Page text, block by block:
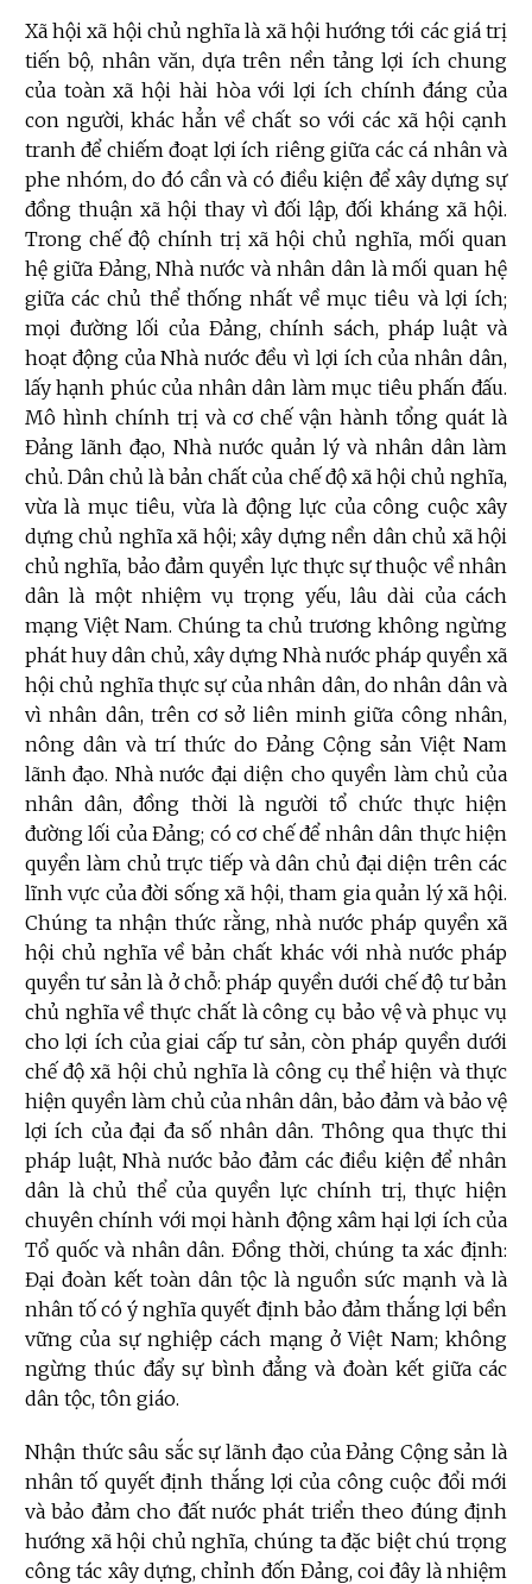
Xã hội xã hội chủ nghĩa là xã hội hướng tới các giá trị
tiến bộ, nhân văn, dựa trên nền tảng lợi ích chung
của toàn xã hội hài hòa với lợi ích chính đáng của
con người, khác hẳn về chất so với các xã hội cạnh
tranh để chiếm đoạt lợi ích riêng giữa các cá nhân và
phe nhóm, do đó cần và có điều kiện để xây dựng sự
đồng thuận xã hội thay vì đối lập, đối kháng xã hội.
Trong chế độ chính trị xã hội chủ nghĩa, mối quan
hệ giữa Đảng, Nhà nước và nhân dân là mối quan hệ
giữa các chủ thể thống nhất về mục tiêu và lợi ích;
mọi đường lối của Đảng, chính sách, pháp luật và
hoạt động của Nhà nước đều vì lợi ích của nhân dân,
lấy hạnh phúc của nhân dân làm mục tiêu phấn đấu.
Mô hình chính trị và cơ chế vận hành tổng quát là
Đảng lãnh đạo, Nhà nước quản lý và nhân dân làm
chủ. Dân chủ là bản chất của chế độ xã hội chủ nghĩa,
vừa là mục tiêu, vừa là động lực của công cuộc xây
dựng chủ nghĩa xã hội; xây dựng nền dân chủ xã hội
chủ nghĩa, bảo đảm quyền lực thực sự thuộc về nhân
dân là một nhiệm vụ trọng yếu, lâu dài của cách
mạng Việt Nam. Chúng ta chủ trương không ngừng
phát huy dân chủ, xây dựng Nhà nước pháp quyền xã
hội chủ nghĩa thực sự của nhân dân, do nhân dân và
vì nhân dân, trên cơ sở liên minh giữa công nhân,
nông dân và trí thức do Đảng Cộng sản Việt Nam
lãnh đạo. Nhà nước đại diện cho quyền làm chủ của
nhân dân, đồng thời là người tổ chức thực hiện
đường lối của Đảng; có cơ chế để nhân dân thực hiện
quyền làm chủ trực tiếp và dân chủ đại diện trên các
lĩnh vực của đời sống xã hội, tham gia quản lý xã hội.
Chúng ta nhận thức rằng, nhà nước pháp quyền xã
hội chủ nghĩa về bản chất khác với nhà nước pháp
quyền tư sản là ở chỗ: pháp quyền dưới chế độ tư bản
chủ nghĩa về thực chất là công cụ bảo vệ và phục vụ
cho lợi ích của giai cấp tư sản, còn pháp quyền dưới
chế độ xã hội chủ nghĩa là công cụ thể hiện và thực
hiện quyền làm chủ của nhân dân, bảo đảm và bảo vệ
lợi ích của đại đa số nhân dân. Thông qua thực thi
pháp luật, Nhà nước bảo đảm các điều kiện để nhân
dân là chủ thể của quyền lực chính trị, thực hiện
chuyên chính với mọi hành động xâm hại lợi ích của
Tổ quốc và nhân dân. Đồng thời, chúng ta xác định:
Đại đoàn kết toàn dân tộc là nguồn sức mạnh và là
nhân tố có ý nghĩa quyết định bảo đảm thắng lợi bền
vững của sự nghiệp cách mạng ở Việt Nam; không
ngừng thúc đẩy sự bình đẳng và đoàn kết giữa các
dân tộc, tôn giáo.
Nhận thức sâu sắc sự lãnh đạo của Đảng Cộng sản là
nhân tố quyết định thắng lợi của công cuộc đổi mới
và bảo đảm cho đất nước phát triển theo đúng định
hướng xã hội chủ nghĩa, chúng ta đặc biệt chú trọng
công tác xây dựng, chỉnh đốn Đảng, coi đây là nhiệm